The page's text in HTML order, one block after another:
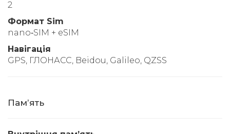
2
Формат Sim
nano‑SIM + eSIM
Навігація
GPS, ГЛОНАСС, Beidou, Galileo, QZSS
Памʼять